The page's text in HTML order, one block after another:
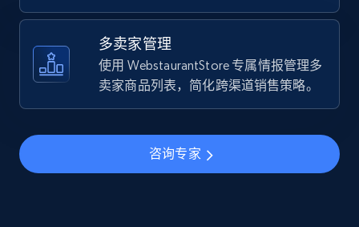
URL, Final price, Sku, Currency, Gtin,
Specifications, Image urls, Top reviews, and
more.
多卖家管理
使用 WebstaurantStore 专属情报管理多
卖家商品列表，简化跨渠道销售策略。
咨询专家